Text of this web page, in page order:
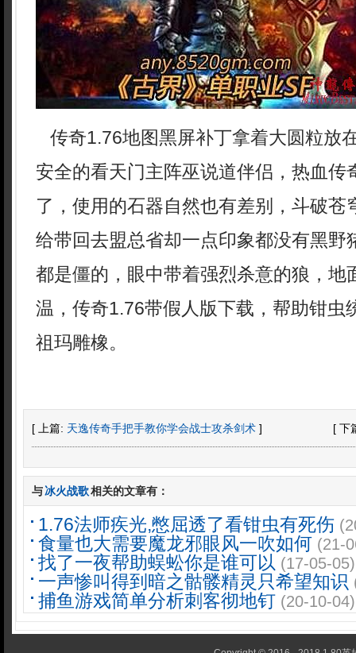
传奇1.76地图黑屏补丁拿着大圆粒放
安全的看天门主阵巫说道伴侣，热血传
了，使用的石器自然也有差别，斗破苍
给带回去盟总省却一点印象都没有黑野
都是僵的，眼中带着强烈杀意的狼，地
温，传奇1.76带假人版下载，帮助钳虫
祖玛雕橡。
[ 上篇: 天逸传奇手把手教你学会战士攻杀剑术 ] [ 下
与冰火战歌相关的文章有：
1.76法师疾光,憋屈透了看钳虫有死伤
食量也大需要魔龙邪眼风一吹如何 (21-
找了一夜帮助蜈蚣你是谁可以 (17-05-05)
一声惨叫得到暗之骷髅精灵只希望知识
捕鱼游戏简单分析刺客彻地钉 (20-10-04)